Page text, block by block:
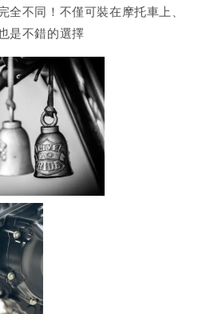
全不同！不僅可裝在摩托車上、
是不錯的選擇